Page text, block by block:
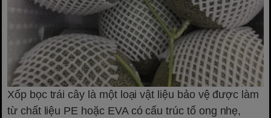
Xốp bọc trái cây là một loại vật liệu bảo vệ được làm
từ chất liệu PE hoặc EVA có cấu trúc tổ ong nhẹ,